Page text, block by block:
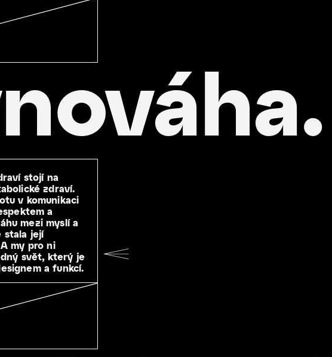
stojí na
zdraví.
v komunikaci
a
mezi myslí a
stala její
my pro ni
svět, který je
a funkcí.